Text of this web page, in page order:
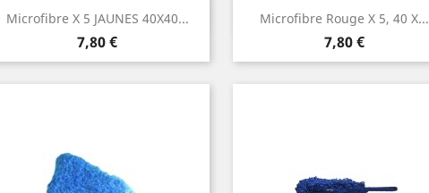
Microfibre X 5 JAUNES 40X40...
Prix
7,80 €
Aperçu rapide Microfibre Rouge X 5, 40 X...
Prix
7,80 €
Aperçu rapide